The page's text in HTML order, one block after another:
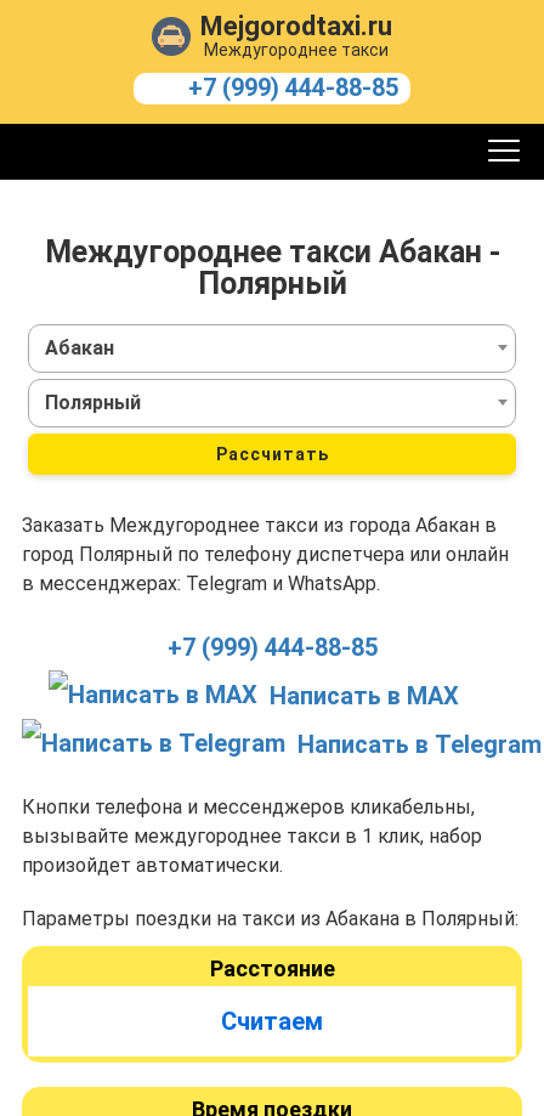
Mejgorodtaxi.ru
Междугороднее такси
+7 (999) 444-88-85
Междугороднее такси Абакан -
Полярный
Абакан
Полярный
Рассчитать
Заказать Междугороднее такси из города Абакан в
город Полярный по телефону диспетчера или онлайн
в мессенджерах: Telegram и WhatsApp.
+7 (999) 444-88-85
Написать в MAX
Написать в Telegram
Кнопки телефона и мессенджеров кликабельны,
вызывайте междугороднее такси в 1 клик, набор
произойдет автоматически.
Параметры поездки на такси из Абакана в Полярный:
Расстояние
Считаем
Время поездки